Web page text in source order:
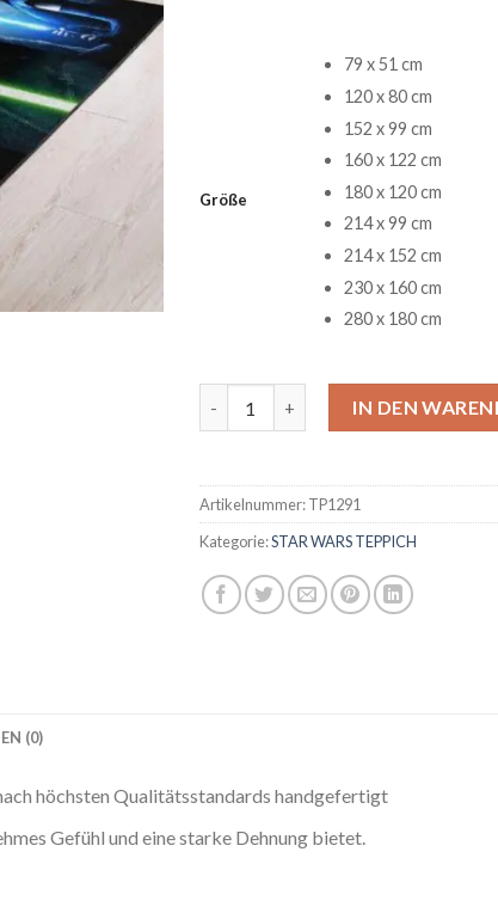
Größe
79 x 51 cm
120 x 80 cm
152 x 99 cm
160 x 122 cm
180 x 120 cm
214 x 99 cm
214 x 152 cm
230 x 160 cm
280 x 180 cm
IN DEN
Artikelnummer:TP1291
Kategorie:STAR WARS TEPPICH
(0)
höchsten Qualitätsstandards handgefertigt
Gefühl und eine starke Dehnung bietet.